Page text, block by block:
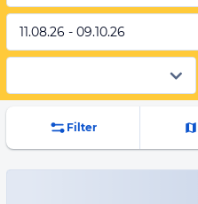
11.08.26 - 09.10.26
Filter